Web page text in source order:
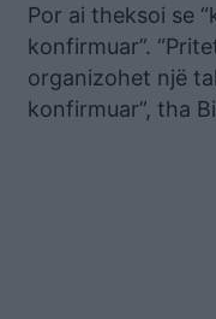
Por ai theksoi se
konfirmuar”.
organizohet një
konfirmuar”, tha